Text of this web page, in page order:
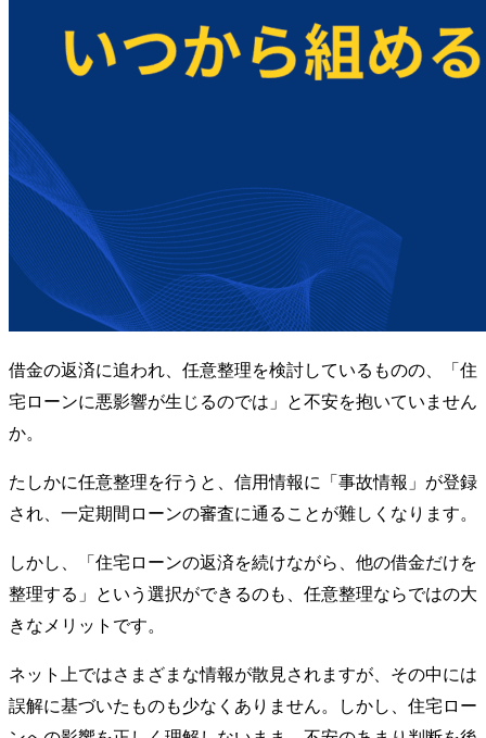
借金の返済に追われ、任意整理を検討しているものの、「住
宅ローンに悪影響が生じるのでは」と不安を抱いていません
か。
たしかに任意整理を行うと、信用情報に「事故情報」が登録
され、一定期間ローンの審査に通ることが難しくなります。
しかし、「住宅ローンの返済を続けながら、他の借金だけを
整理する」という選択ができるのも、任意整理ならではの大
きなメリットです。
ネット上ではさまざまな情報が散見されますが、その中には
誤解に基づいたものも少なくありません。しかし、住宅ロー